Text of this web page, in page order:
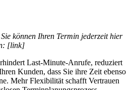
können Ihren Termin jederzeit hier
[link]
Last-Minute-Anrufe, reduziert
Kunden, dass Sie ihre Zeit ebenso
Mehr Flexibilität schafft Vertrauen